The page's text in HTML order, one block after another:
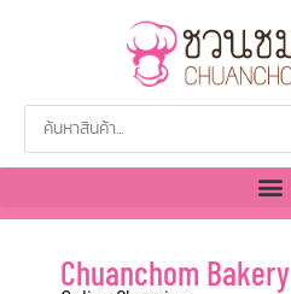
Chuanchom Bakery